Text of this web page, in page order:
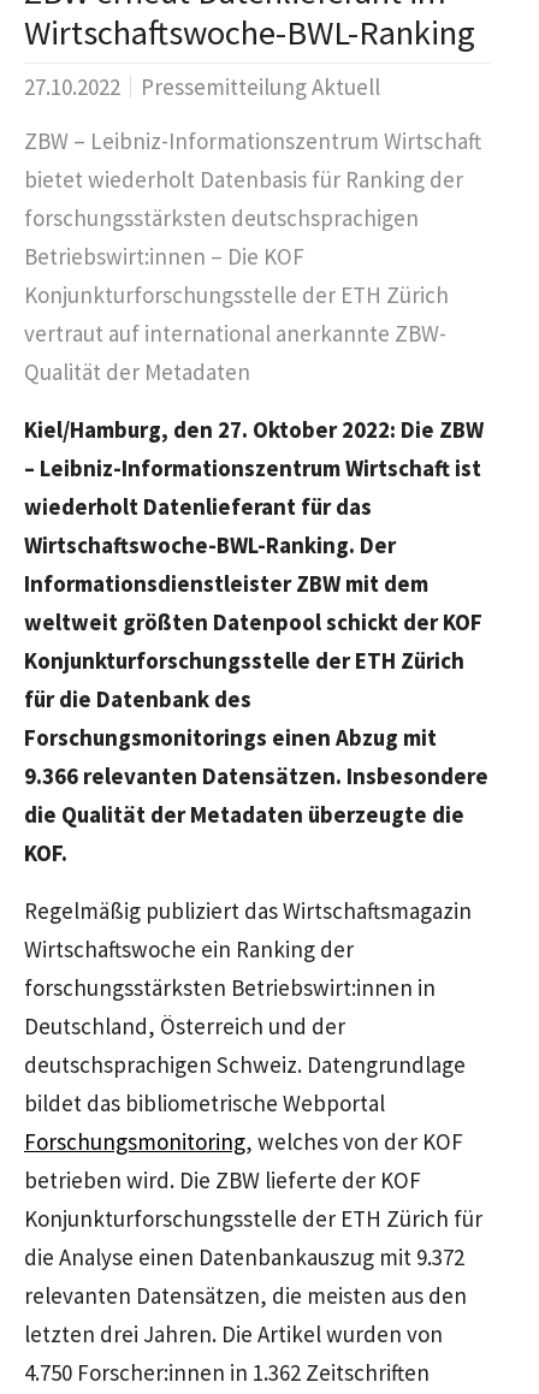
Wirtschaftswoche-BWL-Ranking
27.10.2022
Pressemitteilung Aktuell
ZBW – Leibniz-Informationszentrum Wirtschaft
bietet wiederholt Datenbasis für Ranking der
forschungsstärksten deutschsprachigen
Betriebswirt:innen – Die KOF
Konjunkturforschungsstelle der ETH Zürich
vertraut auf international anerkannte ZBW-
Qualität der Metadaten
Kiel/Hamburg, den 27. Oktober 2022: Die ZBW
– Leibniz-Informationszentrum Wirtschaft ist
wiederholt Datenlieferant für das
Wirtschaftswoche-BWL-Ranking. Der
Informationsdienstleister ZBW mit dem
weltweit größten Datenpool schickt der KOF
Konjunkturforschungsstelle der ETH Zürich
für die Datenbank des
Forschungsmonitorings einen Abzug mit
9.366 relevanten Datensätzen. Insbesondere
die Qualität der Metadaten überzeugte die
KOF.
Regelmäßig publiziert das Wirtschaftsmagazin
Wirtschaftswoche ein Ranking der
forschungsstärksten Betriebswirt:innen in
Deutschland, Österreich und der
deutschsprachigen Schweiz. Datengrundlage
bildet das bibliometrische Webportal
Forschungsmonitoring, welches von der KOF
betrieben wird. Die ZBW lieferte der KOF
Konjunkturforschungsstelle der ETH Zürich für
die Analyse einen Datenbankauszug mit 9.372
relevanten Datensätzen, die meisten aus den
letzten drei Jahren. Die Artikel wurden von
4.750 Forscher:innen in 1.362 Zeitschriften